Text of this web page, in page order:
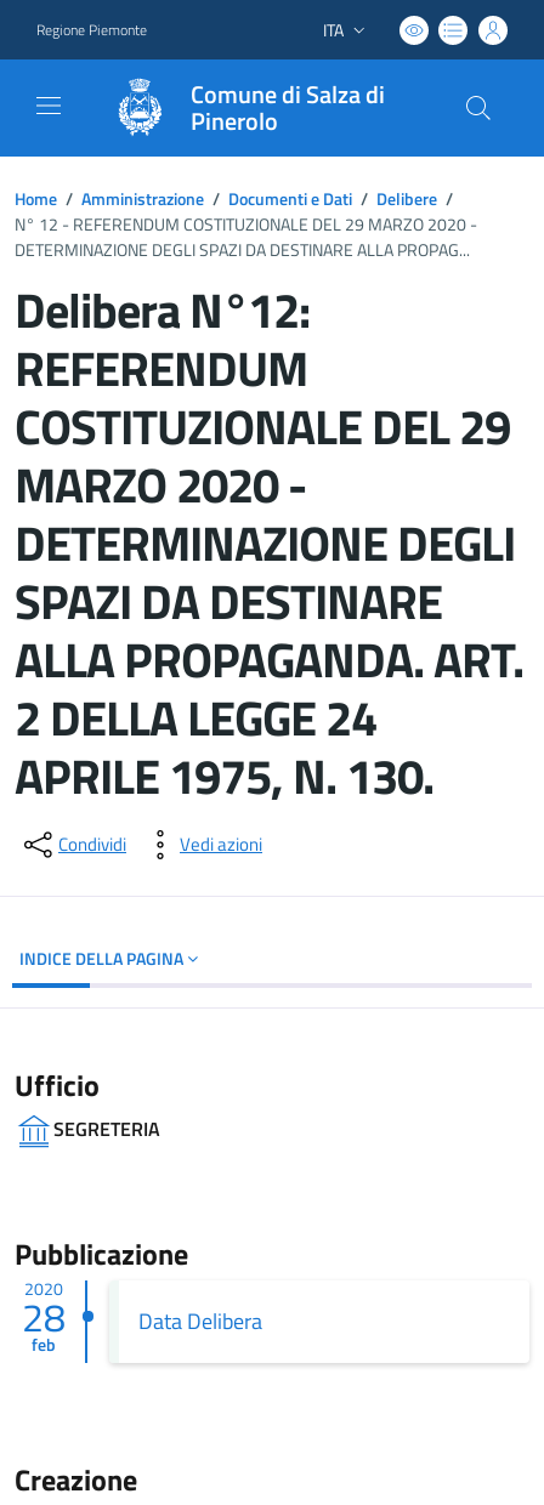
Regione Piemonte Lingua attiva:
ITA
Comune di Salza di
Pinerolo
Home / Amministrazione / Documenti e Dati / Delibere /
N° 12 - REFERENDUM COSTITUZIONALE DEL 29 MARZO 2020 -
DETERMINAZIONE DEGLI SPAZI DA DESTINARE ALLA PROPAG...
Delibera N°12:
REFERENDUM
COSTITUZIONALE DEL 29
MARZO 2020 -
DETERMINAZIONE DEGLI
SPAZI DA DESTINARE
ALLA PROPAGANDA. ART.
2 DELLA LEGGE 24
APRILE 1975, N. 130.
Dettagli del documento
Condividi Vedi azioni
INDICE DELLA PAGINA
Ufficio
SEGRETERIA
Pubblicazione
2020
28
feb
Data Delibera
Creazione